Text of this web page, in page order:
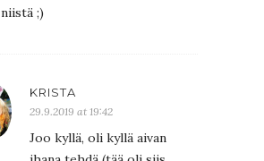
niistä ;)
KRISTA
29.9.2019 at 19:42
Joo kyllä, oli kyllä aivan